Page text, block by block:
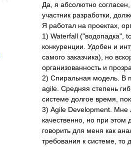
Да, я абсолютно
участник разработки,
Я работал на проектах,
1) Waterfall ("водопадка",
конкуренции. Удобен и
самого заказчика), но
организованность и
2) Спиральная модель. В
agile. Средняя степень
системе долгое время,
3) Agile Development. Мне
качественно, но при этом
говорить для меня как
требования к системе, то